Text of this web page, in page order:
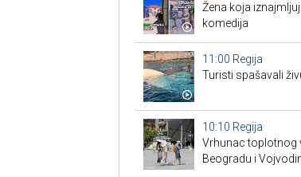
Žena koja
komedija
11:00 Regija
Turisti spašavali
10:10 Regija
Vrhunac toplotnog
Beogradu i